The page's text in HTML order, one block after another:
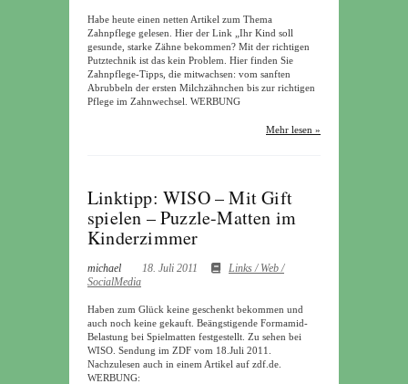
Habe heute einen netten Artikel zum Thema
Zahnpflege gelesen. Hier der Link „Ihr Kind soll
gesunde, starke Zähne bekommen? Mit der richtigen
Putztechnik ist das kein Problem. Hier finden Sie
Zahnpflege-Tipps, die mitwachsen: vom sanften
Abrubbeln der ersten Milchzähnchen bis zur richtigen
Pflege im Zahnwechsel. WERBUNG
Mehr lesen »
Linktipp: WISO – Mit Gift
spielen – Puzzle-Matten im
Kinderzimmer
michael 18. Juli 2011
Links / Web /
SocialMedia
Haben zum Glück keine geschenkt bekommen und
auch noch keine gekauft. Beängstigende Formamid-
Belastung bei Spielmatten festgestellt. Zu sehen bei
WISO. Sendung im ZDF vom 18.Juli 2011.
Nachzulesen auch in einem Artikel auf zdf.de.
WERBUNG: